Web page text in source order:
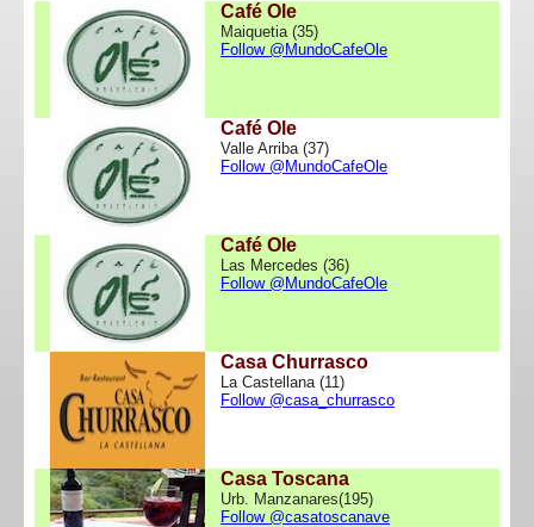
Café Ole
Maiquetia (35)
Follow @MundoCafeOle
Café Ole
Valle Arriba (37)
Follow @MundoCafeOle
Café Ole
Las Mercedes (36)
Follow @MundoCafeOle
Casa Churrasco
La Castellana (11)
Follow @casa_churrasco
Casa Toscana
Urb. Manzanares(195)
Follow @casatoscanave